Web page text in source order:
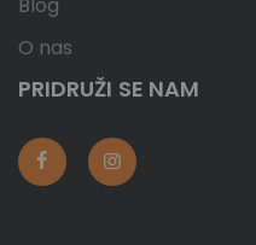
O nas
PRIDRUŽI SE NAM